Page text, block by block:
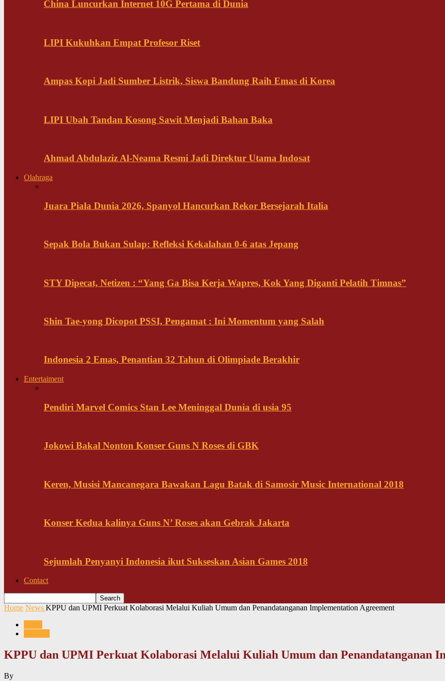
China Luncurkan Internet 10G Pertama di Dunia
LIPI Kukuhkan Empat Profesor Riset
Ampas Kopi Jadi Sumber Listrik, Siswa Bandung Raih Emas di Korea
LIPI Ubah Tandan Kosong Sawit Menjadi Bahan Baka
Ahmad Abdulaziz Al-Neama Resmi Jadi Direktur Utama Indosat
Olahraga
Juara Piala Dunia 2026, Spanyol Hancurkan Rekor Bersejarah Italia
Sepak Bola Bukan Sulap: Refleksi Kekalahan 0-6 atas Jepang
STY Dipecat, Netizen : “Yang Ga Bisa Kerja Wapres, Kok Yang Diganti Pelatih Timnas”
Shin Tae-yong Dicopot PSSI, Pengamat : Ini Momentum yang Salah
Indonesia 2 Emas, Penantian 32 Tahun di Olimpiade Berakhir
Entertaiment
Pendiri Marvel Comics Stan Lee Meninggal Dunia di usia 95
Jokowi Bakal Nonton Konser Guns N Roses di GBK
Keren, Musisi Mancanegara Bawakan Lagu Batak di Samosir Music International 2018
Konser Kedua kalinya Guns N’ Roses akan Gebrak Jakarta
Sejumlah Penyanyi Indonesia ikut Sukseskan Asian Games 2018
Contact
Home News KPPU dan UPMI Perkuat Kolaborasi Melalui Kuliah Umum dan Penandatanganan Implementation Agreement
KPPU dan UPMI Perkuat Kolaborasi Melalui Kuliah Umum dan Penandatanganan
By